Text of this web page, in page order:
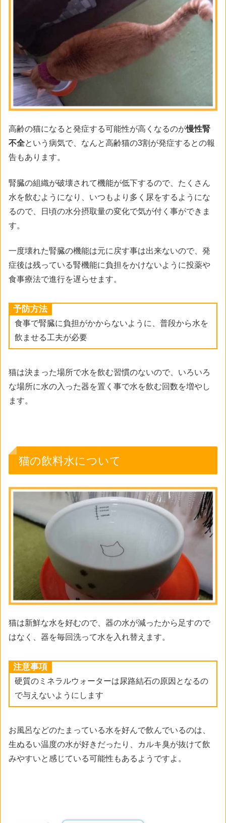
高齢の猫になると発症する可能性が高くなるのが慢性腎
不全という病気で、なんと高齢猫の3割が発症するとの報
告もあります。
腎臓の組織が破壊されて機能が低下するので、たくさん
水を飲むようになり、いつもより多く尿をするようにな
るので、日頃の水分摂取量の変化で気が付く事ができま
す。
一度壊れた腎臓の機能は元に戻す事は出来ないので、発
症後は残っている腎機能に負担をかけないように投薬や
食事療法で進行を遅らせます。
予防方法
食事で腎臓に負担がかからないように、普段から水を
飲ませる工夫が必要
猫は決まった場所で水を飲む習慣のないので、いろいろ
な場所に水の入った器を置く事で水を飲む回数を増やし
ます。
猫の飲料水について
猫は新鮮な水を好むので、器の水が減ったから足すので
はなく、器を毎回洗って水を入れ替えます。
注意事項
硬質のミネラルウォーターは尿路結石の原因となるの
で与えないようにします
お風呂などのたまっている水を好んで飲んでいるのは、
生ぬるい温度の水が好きだったり、カルキ臭が抜けて飲
みやすいと感じている可能性もあるようですよ。